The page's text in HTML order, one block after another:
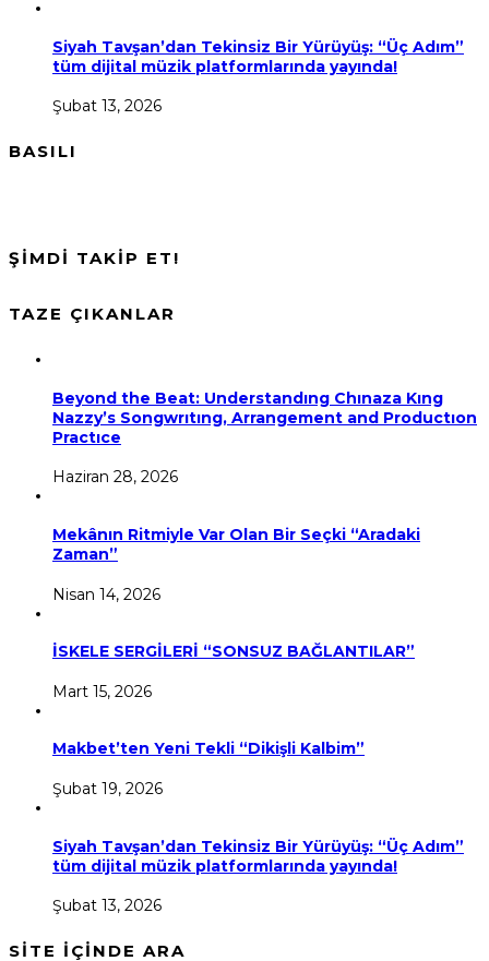
Siyah Tavşan’dan Tekinsiz Bir Yürüyüş: “Üç Adım”
tüm dijital müzik platformlarında yayında!
Şubat 13, 2026
BASILI
ŞİMDİ TAKİP ET!
TAZE ÇIKANLAR
Beyond the Beat: Understandıng Chınaza Kıng
Nazzy’s Songwrıtıng, Arrangement and Productıon
Practıce
Haziran 28, 2026
Mekânın Ritmiyle Var Olan Bir Seçki “Aradaki
Zaman”
Nisan 14, 2026
İSKELE SERGİLERİ “SONSUZ BAĞLANTILAR”
Mart 15, 2026
Makbet’ten Yeni Tekli “Dikişli Kalbim”
Şubat 19, 2026
Siyah Tavşan’dan Tekinsiz Bir Yürüyüş: “Üç Adım”
tüm dijital müzik platformlarında yayında!
Şubat 13, 2026
SİTE İÇİNDE ARA